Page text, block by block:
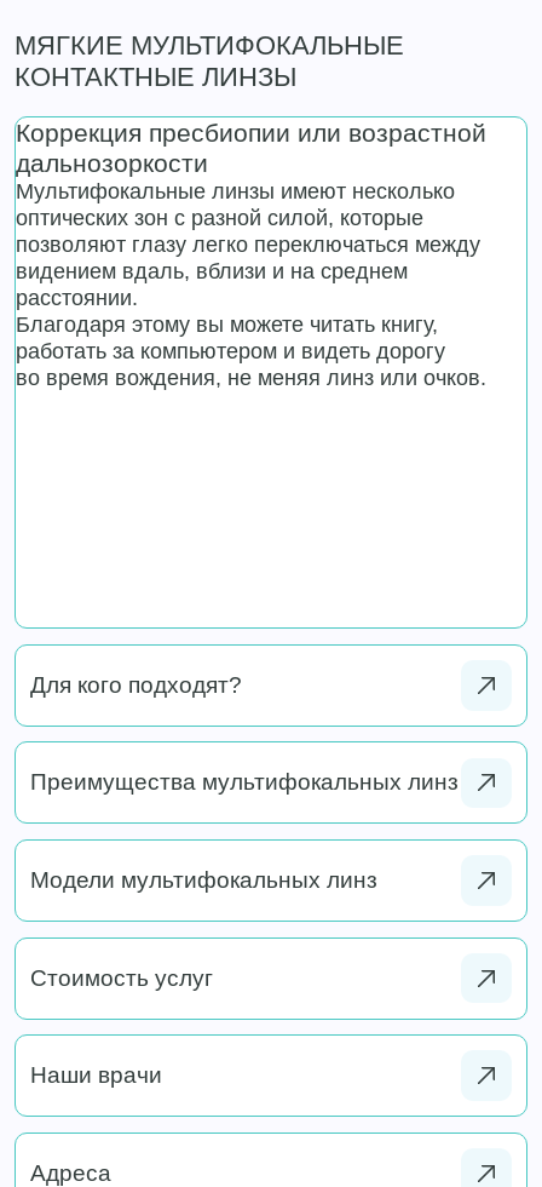
МЯГКИЕ МУЛЬТИФОКАЛЬНЫЕ
КОНТАКТНЫЕ ЛИНЗЫ
Коррекция пресбиопии или возрастной
дальнозоркости
Мультифокальные линзы имеют несколько
оптических зон с разной силой, которые
позволяют глазу легко переключаться между
видением вдаль, вблизи и на среднем
расстоянии.
Благодаря этому вы можете читать книгу,
работать за компьютером и видеть дорогу
во время вождения, не меняя линз или очков.
Для кого подходят?
Преимущества мультифокальных линз
Модели мультифокальных линз
Стоимость услуг
Наши врачи
Адреса